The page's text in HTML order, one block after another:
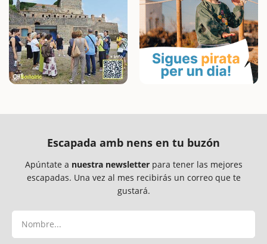
Escapada amb nens en tu buzón
Apúntate a nuestra newsletterpara tener las mejores
escapadas. Una vez al mes recibirás un correo que te
gustará.